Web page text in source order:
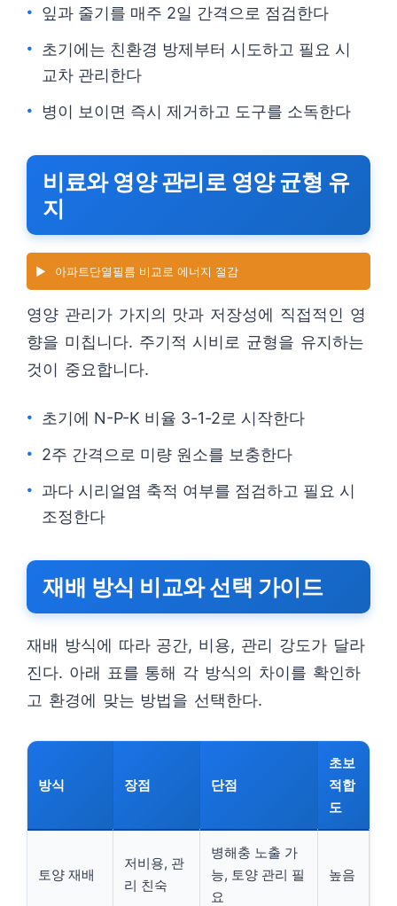
잎과 줄기를 매주 2일 간격으로 점검한다
초기에는 친환경 방제부터 시도하고 필요 시
교차 관리한다
병이 보이면 즉시 제거하고 도구를 소독한다
비료와 영양 관리로 영양 균형 유
지
▶️ 아파트단열필름 비교로 에너지 절감
영양 관리가 가지의 맛과 저장성에 직접적인 영
향을 미칩니다. 주기적 시비로 균형을 유지하는
것이 중요합니다.
초기에 N-P-K 비율 3-1-2로 시작한다
2주 간격으로 미량 원소를 보충한다
과다 시리얼염 축적 여부를 점검하고 필요 시
조정한다
재배 방식 비교와 선택 가이드
재배 방식에 따라 공간, 비용, 관리 강도가 달라
진다. 아래 표를 통해 각 방식의 차이를 확인하
고 환경에 맞는 방법을 선택한다.
방식 장점 단점
초보
적합
도
토양 재배
저비용, 관
리 친숙
병해충 노출 가
능, 토양 관리 필
요
높음